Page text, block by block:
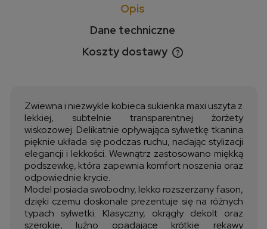
Opis
Dane techniczne
Koszty dostawy
Cena nie zawiera ewentualnych kosztów płatności
Zwiewna i niezwykle kobieca sukienka maxi uszyta z
lekkiej, subtelnie transparentnej żorżety
wiskozowej. Delikatnie opływająca sylwetkę tkanina
pięknie układa się podczas ruchu, nadając stylizacji
elegancji i lekkości. Wewnątrz zastosowano miękką
podszewkę, która zapewnia komfort noszenia oraz
odpowiednie krycie.
Model posiada swobodny, lekko rozszerzany fason,
dzięki czemu doskonale prezentuje się na różnych
typach sylwetki. Klasyczny, okrągły dekolt oraz
szerokie, luźno opadające krótkie rękawy